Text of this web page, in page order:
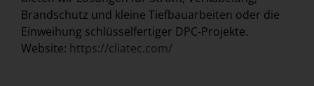
Brandschutz und kleine Tiefbauarbeiten oder die
Einweihung schlüsselfertiger DPC-Projekte.
Website: https://cliatec.com/